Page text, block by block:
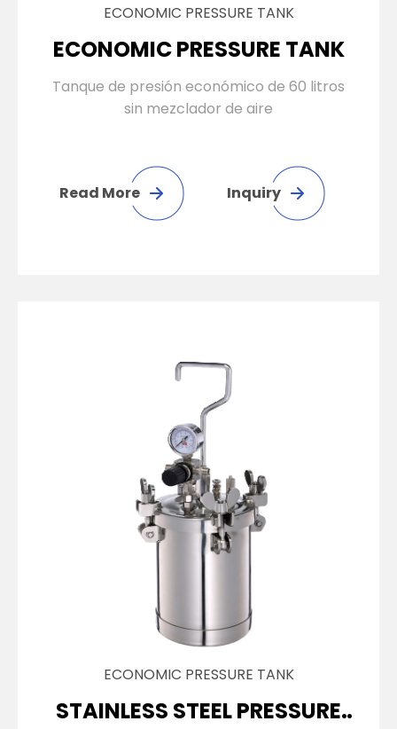
ECONOMIC PRESSURE TANK
ECONOMIC PRESSURE TANK
Tanque de presión económico de 60 litros
sin mezclador de aire
Read More Inquiry
ECONOMIC PRESSURE TANK
STAINLESS STEEL PRESSURE